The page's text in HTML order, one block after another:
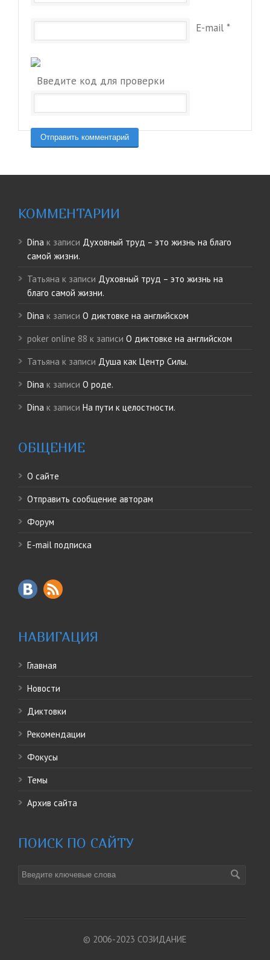
E-mail *
Введите код для проверки
КОММЕНТАРИИ
Dina к записи Духовный труд – это жизнь на благо
самой жизни.
Татьяна к записи Духовный труд – это жизнь на
благо самой жизни.
Dina к записи О диктовке на английском
poker online 88 к записи О диктовке на английском
Татьяна к записи Душа как Центр Силы.
Dina к записи О роде.
Dina к записи На пути к целостности.
ОБЩЕНИЕ
О сайте
Отправить сообщение авторам
Форум
E-mail подписка
НАВИГАЦИЯ
Главная
Новости
Диктовки
Рекомендации
Фокусы
Темы
Архив сайта
ПОИСК ПО САЙТУ
© 2006-2023 СОЗИДАНИЕ